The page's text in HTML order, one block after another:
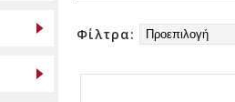
Φίλτρα: